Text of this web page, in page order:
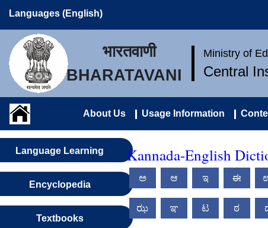
Languages (English)
भारतवाणी
BHARATAVANI
Ministry of
Central
About Us Usage Information
Language Learning
Encyclopedia
Textbooks
Kannada-English
ಅ ಆ ಇ ಈ
ಝ ಞ ಟ ಠ